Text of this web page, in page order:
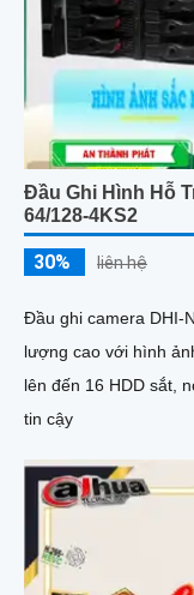
Đầu Ghi Hình Hỗ
64/128-4KS2
30% liên hệ
Đầu ghi camera DHI-
lượng cao với hình ảnh ban đêm
lên đến 16 HDD sắt,
tin cậy